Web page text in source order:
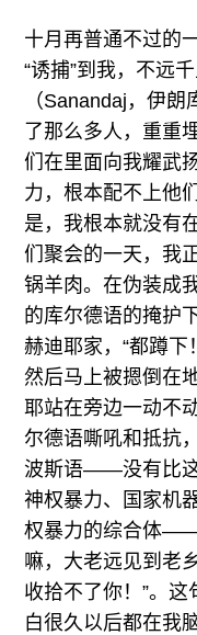
十月再普通不过的
“诱捕”到我，不远
（Sanandaj，伊
了那么多人，重
们在里面向我耀武
力，根本配不上他
是，我根本就没有
们聚会的一天，我
锅羊肉。在伪装成
的库尔德语的掩护
赫迪耶家，“都蹲下
然后马上被摁倒在
耶站在旁边一动不
尔德语嘶吼和抵抗
波斯语——没有比
神权暴力、国家机
权暴力的综合体
嘛，大老远见到老
收拾不了你！”。
白很久以后都在我